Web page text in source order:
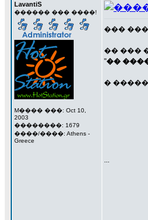
LavantiS
������ ��� ����!
M���� ���: Oct 10,
2003
��������: 1679
����/����: Athens -
Greece
���
�� ���
"��
�
...